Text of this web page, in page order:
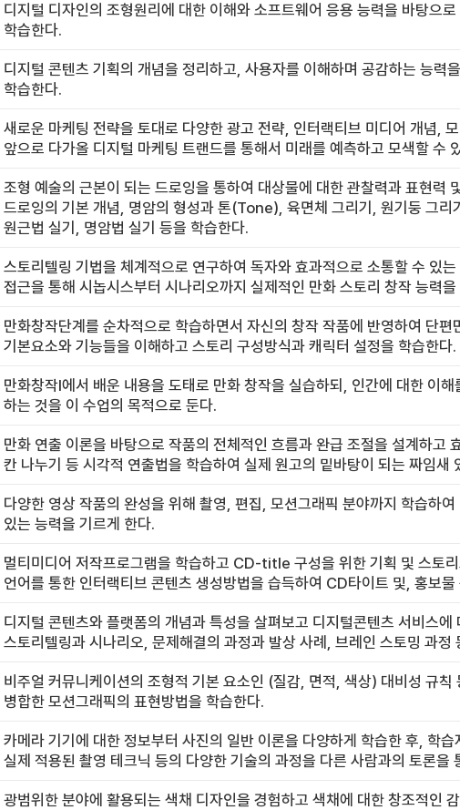
디지털 디자인의 조형원리에 대한 이해와 소프트웨어 응용 능력을 바탕으
학습한다.
디지털 콘텐츠 기획의 개념을 정리하고, 사용자를 이해하며 공감하는 능력
학습한다.
새로운 마케팅 전략을 토대로 다양한 광고 전략, 인터랙티브 미디어 개념,
앞으로 다가올 디지털 마케팅 트랜드를 통해서 미래를 예측하고 모색할 수
조형 예술의 근본이 되는 드로잉을 통하여 대상물에 대한 관찰력과 표현력
드로잉의 기본 개념, 명암의 형성과 톤(Tone), 육면체 그리기, 원기둥 그
원근법 실기, 명암법 실기 등을 학습한다.
스토리텔링 기법을 체계적으로 연구하여 독자와 효과적으로 소통할 수 있
접근을 통해 시놉시스부터 시나리오까지 실제적인 만화 스토리 창작 능력
만화창작단계를 순차적으로 학습하면서 자신의 창작 작품에 반영하여 단
기본요소와 기능들을 이해하고 스토리 구성방식과 캐릭터 설정을 학습한다.
만화창작Ⅰ에서 배운 내용을 도태로 만화 창작을 실습하되, 인간에 대한 이
하는 것을 이 수업의 목적으로 둔다.
만화 연출 이론을 바탕으로 작품의 전체적인 흐름과 완급 조절을 설계하고
칸 나누기 등 시각적 연출법을 학습하여 실제 원고의 밑바탕이 되는 짜임새
다양한 영상 작품의 완성을 위해 촬영, 편집, 모션그래픽 분야까지 학습하
있는 능력을 기르게 한다.
멀티미디어 저작프로그램을 학습하고 CD-title 구성을 위한 기획 및 스토
언어를 통한 인터랙티브 콘텐츠 생성방법을 습득하여 CD타이트 및, 홍보
디지털 콘텐츠와 플랫폼의 개념과 특성을 살펴보고 디지털콘텐츠 서비스
스토리텔링과 시나리오, 문제해결의 과정과 발상 사례, 브레인 스토밍 과정
비주얼 커뮤니케이션의 조형적 기본 요소인 (질감, 면적, 색상) 대비성 규
병합한 모션그래픽의 표현방법을 학습한다.
카메라 기기에 대한 정보부터 사진의 일반 이론을 다양하게 학습한 후, 학
실제 적용된 촬영 테크닉 등의 다양한 기술의 과정을 다른 사람과의 토론을
광범위한 분야에 활용되는 색채 디자인을 경험하고 색채에 대한 창조적인